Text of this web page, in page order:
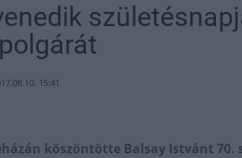
15:41
köszöntötte Balsay Istvánt